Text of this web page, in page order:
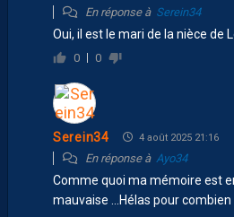
En réponse à Serein34
Oui, il est le mari de la nièce de
0 0
Serein34 4 août 2025 21:16
En réponse à Ayo34
Comme quoi ma mémoire est
mauvaise …Hélas pour